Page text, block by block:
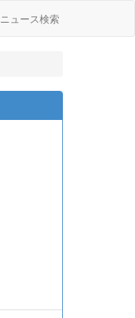
ニュース検索